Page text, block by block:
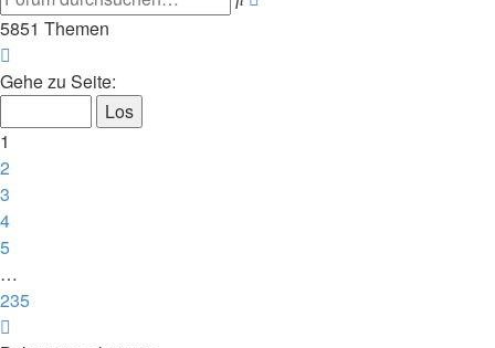
5851 Themen
1
235
Gehe zu Seite:
1
2
3
4
5
…
235